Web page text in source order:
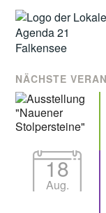
NÄCHSTE
18
Aug.